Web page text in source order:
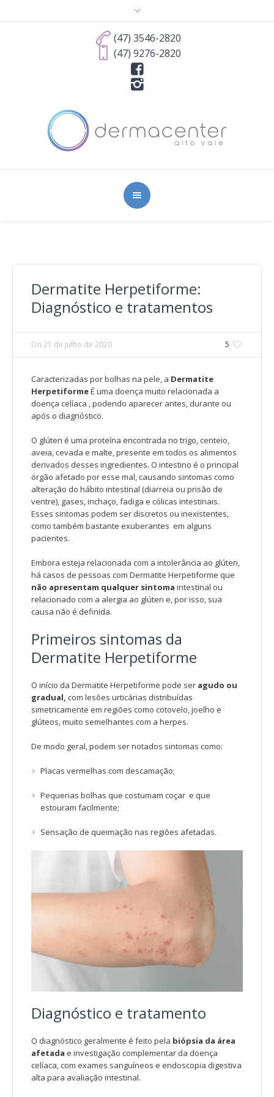
(47) 3546-2820
(47) 9276-2820
Dermatite Herpetiforme:
Diagnóstico e tratamentos
5
On 21 de julho de 2020
Caracterizadas por bolhas na pele, a Dermatite
HerpetiformeÉ uma doença muito relacionada a
doença celíaca , podendo aparecer antes, durante ou
após o diagnóstico.
O glúten é uma proteína encontrada no trigo, centeio,
aveia, cevada e malte, presente em todos os alimentos
derivados desses ingredientes. O intestino é o principal
órgão afetado por esse mal, causando sintomas como
alteração do hábito intestinal (diarreia ou prisão de
ventre), gases, inchaço, fadiga e cólicas intestinais.
Esses sintomas podem ser discretos ou inexistentes,
como também bastante exuberantes em alguns
pacientes.
Embora esteja relacionada com a intolerância ao glúten,
há casos de pessoas com Dermatite Herpetiforme que
não apresentam qualquer sintoma intestinal ou
relacionado com a alergia ao glúten e, por isso, sua
causa não é definida.
Primeiros sintomas da
Dermatite Herpetiforme
O início da Dermatite Herpetiforme pode ser agudo ou
gradual, com lesões urticárias distribuídas
simetricamente em regiões como cotovelo, joelho e
glúteos, muito semelhantes com a herpes.
De modo geral, podem ser notados sintomas como:
Placas vermelhas com descamação;
Pequenas bolhas que costumam coçar e que
estouram facilmente;
Sensação de queimação nas regiões afetadas.
Diagnóstico e tratamento
O diagnóstico geralmente é feito pela biópsia da área
afetada e investigação complementar da doença
celíaca, com exames sanguíneos e endoscopia digestiva
alta para avaliação intestinal.